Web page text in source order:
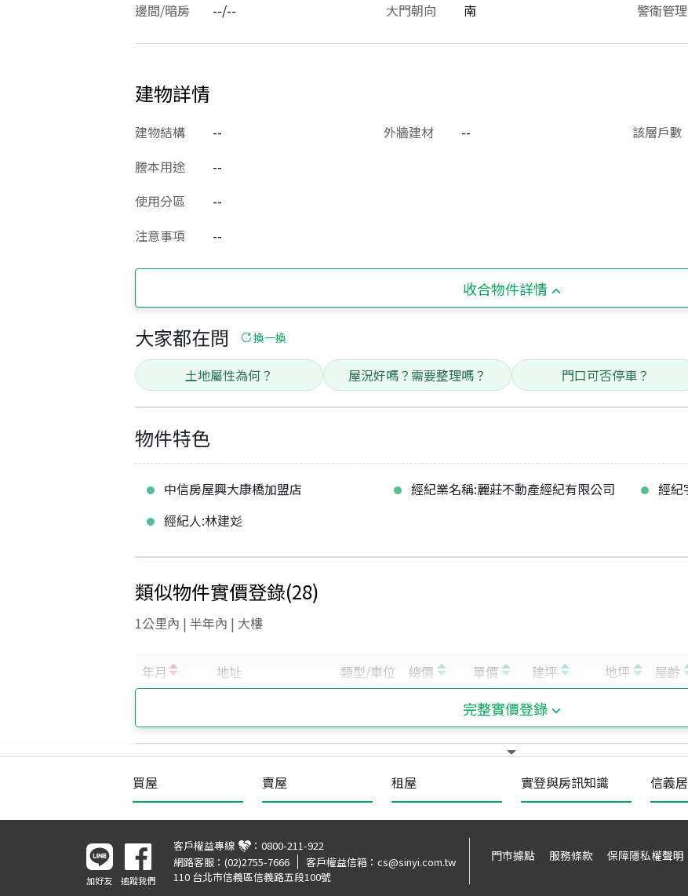
邊間/暗房
--/-- 大門朝向 南 警衛管理
建物詳情
建物結構 -- 外牆建材 -- 該層戶數
謄本用途
--
使用分區
--
注意事項
--
收合物件詳情
大家都在問 換一換
土地屬性為何？ 屋況好嗎？需要整理嗎？ 門口可否停車？
物件特色
中信房屋興大康橋加盟店 經紀業名稱:麗莊不動產經紀有限公司
經紀
經紀人:林建彣
類似物件實價登錄(28)
1公里內 | 半年內 | 大樓
完整實價登錄
買屋 賣屋 租屋 實登與房訊知識 信義
加好友 追蹤我們
客戶權益專線 ： 0800-211-922
網路客服： (02)2755-7666 客戶權益信箱： cs@sinyi.com.tw
110 台北市信義區信義路五段100號
門市據點 服務條款 保障隱私權聲明